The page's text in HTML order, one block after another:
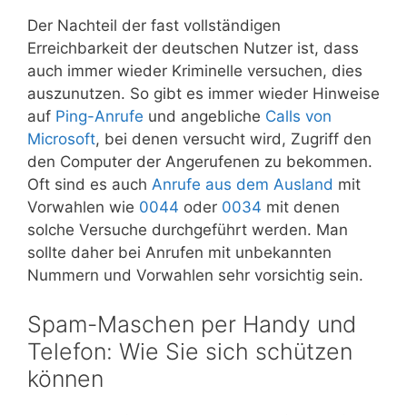
Der Nachteil der fast vollständigen
Erreichbarkeit der deutschen Nutzer ist, dass
auch immer wieder Kriminelle versuchen, dies
auszunutzen. So gibt es immer wieder Hinweise
auf Ping-Anrufe und angebliche Calls von
Microsoft, bei denen versucht wird, Zugriff den
den Computer der Angerufenen zu bekommen.
Oft sind es auch Anrufe aus dem Ausland mit
Vorwahlen wie 0044 oder 0034 mit denen
solche Versuche durchgeführt werden. Man
sollte daher bei Anrufen mit unbekannten
Nummern und Vorwahlen sehr vorsichtig sein.
Spam-Maschen per Handy und
Telefon: Wie Sie sich schützen
können